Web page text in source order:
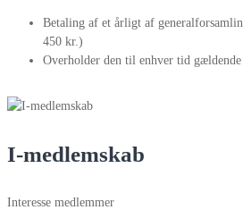
Betaling af et årligt af
450 kr.)
Overholder den til enhver tid
I-medlemskab
Interesse medlemmer